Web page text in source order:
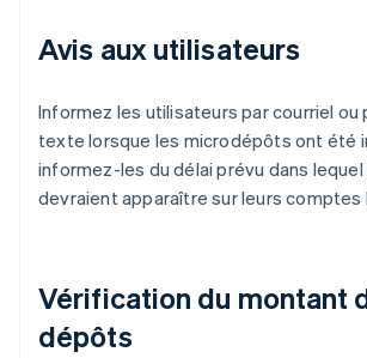
Avis aux utilisateurs
Informez les utilisateurs par courriel ou
texte lorsque les microdépôts ont été
informez-les du délai prévu dans
devraient apparaître sur leurs comptes
Vérification du montant
dépôts